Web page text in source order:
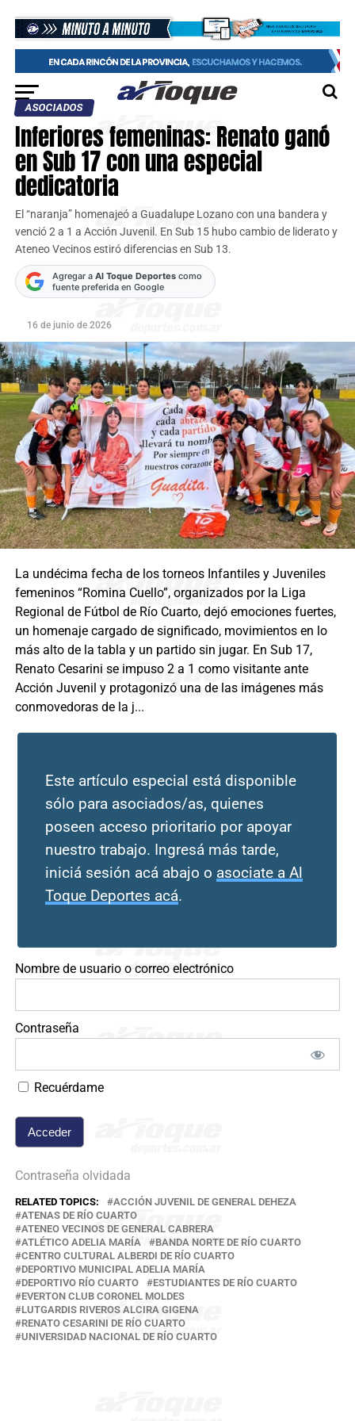
ASOCIADOS
Inferiores femeninas: Renato ganó
en Sub 17 con una especial
dedicatoria
El “naranja” homenajeó a Guadalupe Lozano con una bandera y
venció 2 a 1 a Acción Juvenil. En Sub 15 hubo cambio de liderato y
Ateneo Vecinos estiró diferencias en Sub 13.
Agregar a Al Toque Deportescomo
fuente preferida en Google
16 de junio de 2026
La undécima fecha de los torneos Infantiles y Juveniles
femeninos “Romina Cuello”, organizados por la Liga
Regional de Fútbol de Río Cuarto, dejó emociones fuertes,
un homenaje cargado de significado, movimientos en lo
más alto de la tabla y un partido sin jugar. En Sub 17,
Renato Cesarini se impuso 2 a 1 como visitante ante
Acción Juvenil y protagonizó una de las imágenes más
conmovedoras de la j...
Este artículo especial está disponible
sólo para asociados/as, quienes
poseen acceso prioritario por apoyar
nuestro trabajo. Ingresá más tarde,
iniciá sesión acá abajo o asociate a Al
Toque Deportes acá.
Nombre de usuario o correo electrónico
Contraseña
Recuérdame
Contraseña olvidada
RELATED TOPICS:
ACCIÓN JUVENIL DE GENERAL DEHEZA
ATENAS DE RÍO CUARTO
ATENEO VECINOS DE GENERAL CABRERA
ATLÉTICO ADELIA MARÍA
BANDA NORTE DE RÍO CUARTO
CENTRO CULTURAL ALBERDI DE RÍO CUARTO
DEPORTIVO MUNICIPAL ADELIA MARÍA
DEPORTIVO RÍO CUARTO
ESTUDIANTES DE RÍO CUARTO
EVERTON CLUB CORONEL MOLDES
LUTGARDIS RIVEROS ALCIRA GIGENA
RENATO CESARINI DE RÍO CUARTO
UNIVERSIDAD NACIONAL DE RÍO CUARTO